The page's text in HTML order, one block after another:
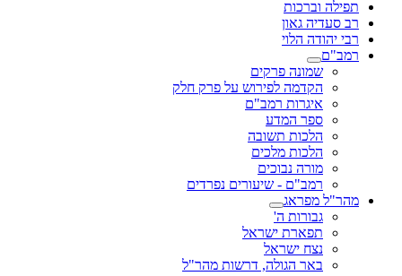
תפילה וברכות
רב סעדיה גאון
רבי יהודה הלוי
רמב"ם
שמונה פרקים
הקדמה לפירוש על פרק חלק
איגרות רמב"ם
ספר המדע
הלכות תשובה
הלכות מלכים
מורה נבוכים
רמב"ם - שיעורים נפרדים
מהר"ל מפראג
גבורות ה'
תפארת ישראל
נצח ישראל
באר הגולה, דרשות מהר"ל